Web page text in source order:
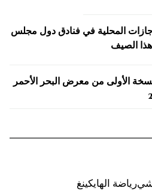
المحلية في فنادق دول مجلس
هذا الصيف
الأولى من معرض البحر الأحمر
رياضة الهايكينغ